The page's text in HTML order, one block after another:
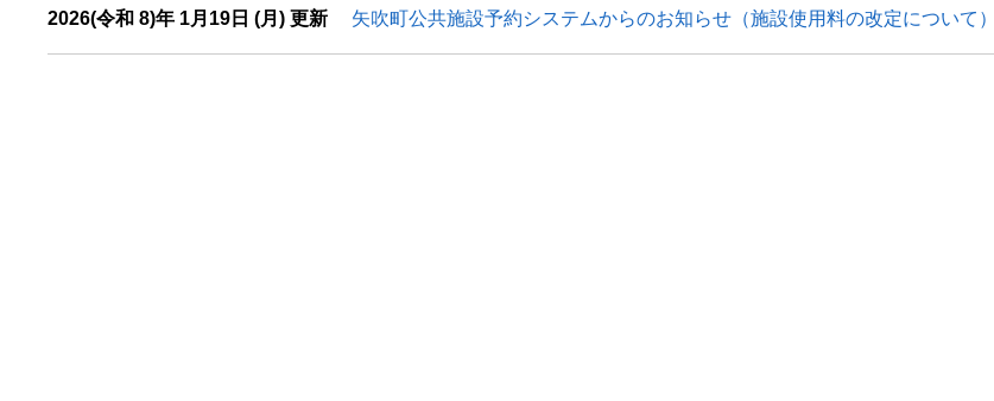
2026(令和 8)年 1月19日 (月) 更新 矢吹町公共施設予約システムからのお知らせ（施設使用料の改定について）